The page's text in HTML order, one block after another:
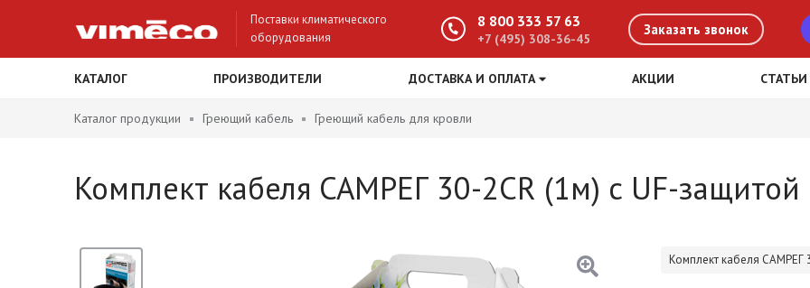
Поставки климатического
оборудования
8 800 333 57 63
+7 (495) 308-36-45
Заказать звонок
КАТАЛОГ ПРОИЗВОДИТЕЛИ ДОСТАВКА И ОПЛАТА АКЦИИ СТАТЬИ
Каталог продукции Греющий кабель Греющий кабель для кровли
Комплект кабеля САМРЕГ 30-2CR (1м) с UF-защитой
Комплект кабеля САМРЕГ